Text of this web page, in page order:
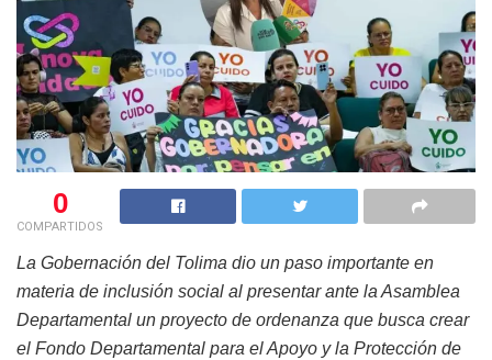
0
COMPARTIDOS
La Gobernación del Tolima dio un paso importante en
materia de inclusión social al presentar ante la Asamblea
Departamental un proyecto de ordenanza que busca crear
el Fondo Departamental para el Apoyo y la Protección de